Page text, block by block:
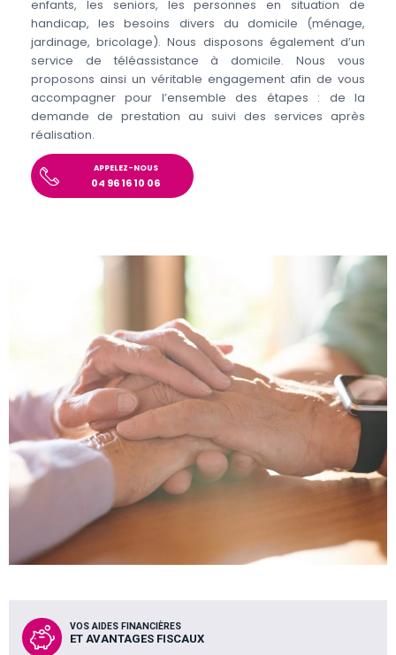
enfants, les seniors, les personnes en situation de
handicap, les besoins divers du domicile (ménage,
jardinage, bricolage). Nous disposons également d’un
service de téléassistance à domicile. Nous vous
proposons ainsi un véritable engagement afin de vous
accompagner pour l’ensemble des étapes : de la
demande de prestation au suivi des services après
réalisation.
APPELEZ-NOUS
04 96 16 10 06
VOS AIDES FINANCIÈRES
ET AVANTAGES FISCAUX